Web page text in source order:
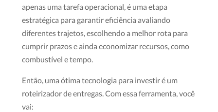
apenas uma tarefa operacional, é uma etapa
estratégica para garantir eficiência avaliando
diferentes trajetos, escolhendo a melhor rota para
cumprir prazos e ainda economizar recursos, como
combustível e tempo.
Então, uma ótima tecnologia para investir é um
roteirizador de entregas. Com essa ferramenta, você
vai: